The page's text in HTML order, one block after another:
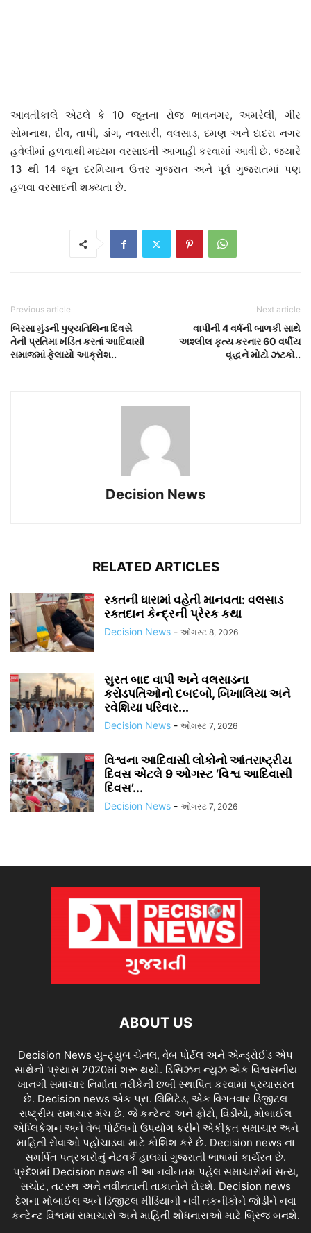
આવતીકાલે એટલે કે 10 જૂનના રોજ ભાવનગર, અમરેલી, ગીર
સોમનાથ, દીવ, તાપી, ડાંગ, નવસારી, વલસાડ, દમણ અને દાદરા નગર
હવેલીમાં હળવાથી મધ્યમ વરસાદની આગાહી કરવામાં આવી છે. જ્યારે
13 થી 14 જૂન દરમિયાન ઉત્તર ગુજરાત અને પૂર્વ ગુજરાતમાં પણ
હળવા વરસાદની શક્યતા છે.
Previous article
બિરસા મુંડની પુણ્યતિથિના દિવસે
તેની પ્રતિમા ખંડિત કરતાં આદિવાસી
સમાજમાં ફેલાયો આક્રોશ..
Next article
વાપીની 4 વર્ષની બાળકી સાથે
અશ્લીલ કૃત્ય કરનાર 60 વર્ષીય
વૃદ્ધને મોટો ઝટકો..
Decision News
RELATED ARTICLES
રક્તની ધારામાં વહેતી માનવતા: વલસાડ
રક્તદાન કેન્દ્રની પ્રેરક કથા
Decision News - ઓગસ્ટ 8, 2026
સુરત બાદ વાપી અને વલસાડના
કરોડપતિઓનો દબદબો, બિખાલિયા અને
રવેશિયા પરિવાર...
Decision News - ઓગસ્ટ 7, 2026
વિશ્વના આદિવાસી લોકોનો આંતરાષ્ટ્રીય
દિવસ એટલે 9 ઓગસ્ટ ‘વિશ્વ આદિવાસી
દિવસ’...
Decision News - ઓગસ્ટ 7, 2026
ABOUT US
Decision News યુ-ટ્યુબ ચેનલ, વેબ પોર્ટલ અને એન્ડ્રોઈડ એપ
સાથેનો પ્રયાસ 2020માં શરૂ થયો. ડિસિઝન ન્યુઝ એક વિશ્વસનીય
ખાનગી સમાચાર નિર્માતા તરીકેની છબી સ્થાપિત કરવામાં પ્રયાસરત
છે. Decision news એક પ્રા. લિમિટેડ, એક વિગતવાર ડિજીટલ
રાષ્ટ્રીય સમાચાર મંચ છે. જે કન્ટેન્ટ અને ફોટો, વિડીયો, મોબાઈલ
એપ્લિકેશન અને વેબ પોર્ટલનો ઉપયોગ કરીને એકીકૃત સમાચાર અને
માહિતી સેવાઓ પહોંચાડવા માટે કોશિશ કરે છે. Decision news ના
સમર્પિત પત્રકારોનું નેટવર્ક હાલમાં ગુજરાતી ભાષામાં કાર્યરત છે.
પ્રદેશમાં Decision news ની આ નવીનતમ પહેલ સમાચારોમાં સત્ય,
સચોટ, તટસ્થ અને નવીનતાની તાકાતોને દોરશે. Decision news
દેશના મોબાઈલ અને ડિજીટલ મીડિયાની નવી તકનીકોને જોડીને નવા
કન્ટેન્ટ વિશ્વમાં સમાચારો અને માહિતી શોધનારાઓ માટે બ્રિજ બનશે.